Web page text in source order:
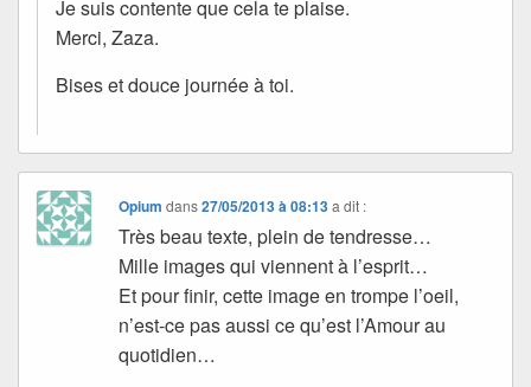
Je suis contente que cela te plaise.
Merci, Zaza.
Bises et douce journée à toi.
Opium dans27/05/2013 à 08:13 a dit :
Très beau texte, plein de tendresse…
Mille images qui viennent à l’esprit…
Et pour finir, cette image en trompe l’oeil,
n’est-ce pas aussi ce qu’est l’Amour au
quotidien…